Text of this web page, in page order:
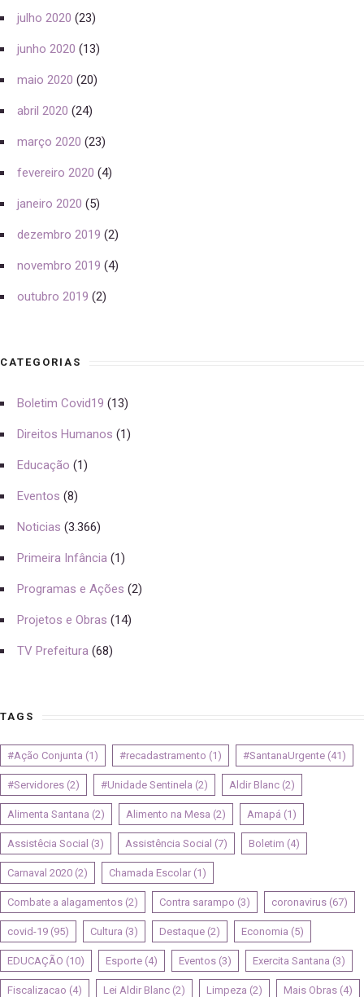
julho 2020 (23)
junho 2020 (13)
maio 2020 (20)
abril 2020 (24)
março 2020 (23)
fevereiro 2020 (4)
janeiro 2020 (5)
dezembro 2019 (2)
novembro 2019 (4)
outubro 2019 (2)
CATEGORIAS
Boletim Covid19 (13)
Direitos Humanos (1)
Educação (1)
Eventos (8)
Noticias (3.366)
Primeira Infância (1)
Programas e Ações (2)
Projetos e Obras (14)
TV Prefeitura (68)
TAGS
#Ação Conjunta (1) #recadastramento (1) #SantanaUrgente (41)
#Servidores (2) #Unidade Sentinela (2) Aldir Blanc (2)
Alimenta Santana (2) Alimento na Mesa (2) Amapá (1)
Assistêcia Social (3) Assistência Social (7) Boletim (4)
Carnaval 2020 (2) Chamada Escolar (1)
Combate a alagamentos (2) Contra sarampo (3) coronavirus (67)
covid-19 (95) Cultura (3) Destaque (2) Economia (5)
EDUCAÇÃO (10) Esporte (4) Eventos (3) Exercita Santana (3)
Fiscalizacao (4) Lei Aldir Blanc (2) Limpeza (2) Mais Obras (4)